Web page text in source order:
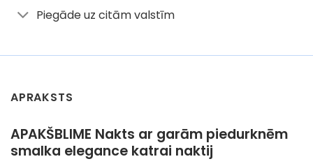
Piegāde uz citām valstīm
APRAKSTS
APAKŠBLIME Nakts ar garām piedurknēm
smalka elegance katrai naktij